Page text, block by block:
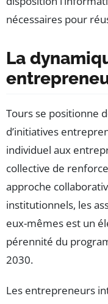
nécessaires pour
La
Tours se positionne
d’initiatives
individuel aux
collective de
approche
institutionnels, les
eux-mêmes est un
pérennité du
2030.
Les entrepreneurs